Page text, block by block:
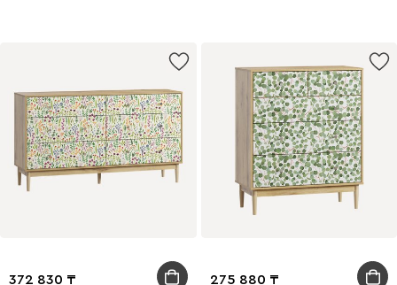
372 830 275 880